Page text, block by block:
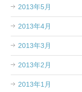
2013年5月
2013年4月
2013年3月
2013年2月
2013年1月